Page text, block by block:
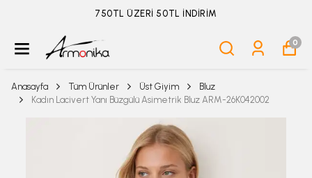
ÜYELİKSİZ SİPARİŞ İADE TALEBİ İÇİN TIKLA
0
Anasayfa Tüm Ürünler Üst Giyim
Bluz
Kadın Lacivert Yanı Büzgülü Asimetrik Bluz ARM-26K042002